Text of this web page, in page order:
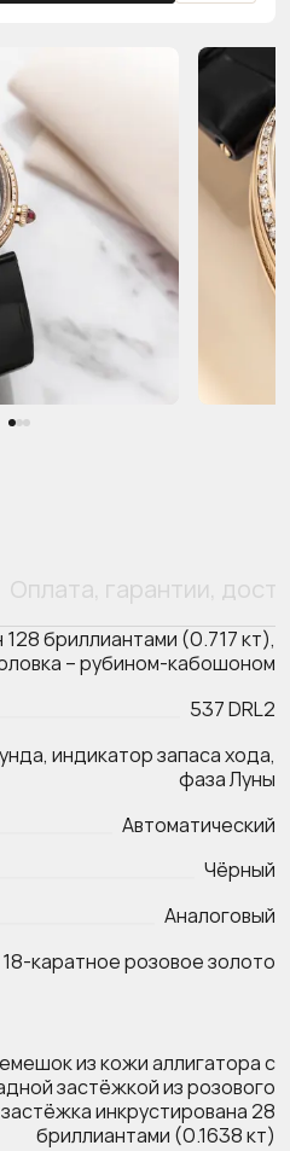
Оплата, гарантии,
бриллиантами (0.717 кт),
– рубином-кабошоном
537 DRL2
индикатор запаса хода,
Автоматический
Чёрный
Аналоговый
18-каратное розовое золото
из кожи аллигатора с
застёжкой из розового
инкрустирована 28
бриллиантами (0.1638 кт)